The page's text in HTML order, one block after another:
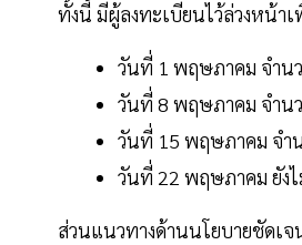
ทั้งนี้ มีผู้ลงทะเบียนไว้ล่วงหน้า
วันที่ 1 พฤษภาคม จำน
วันที่ 8 พฤษภาคม จำน
วันที่ 15 พฤษภาคม จำ
วันที่ 22 พฤษภาคม ยัง
ส่วนแนวทางด้านนโยบายชัดเจ